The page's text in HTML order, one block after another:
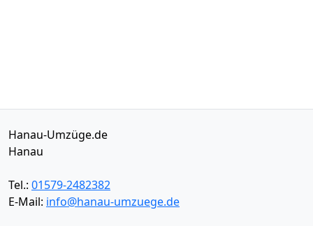
Hanau-Umzüge.de
Hanau
Tel.: 01579-2482382
E-Mail: info@hanau-umzuege.de